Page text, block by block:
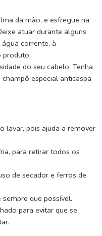
da mão, e esfregue na
atuar durante alguns
corrente, à
produto.
do seu cabelo. Tenha
especial anticaspa
lavar, pois ajuda a remover
para retirar todos os
de secador e ferros de
que possível.
para evitar que se